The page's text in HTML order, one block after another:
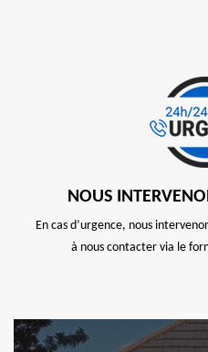
NOUS
En cas d’urgence, nous
à nous contacter via le